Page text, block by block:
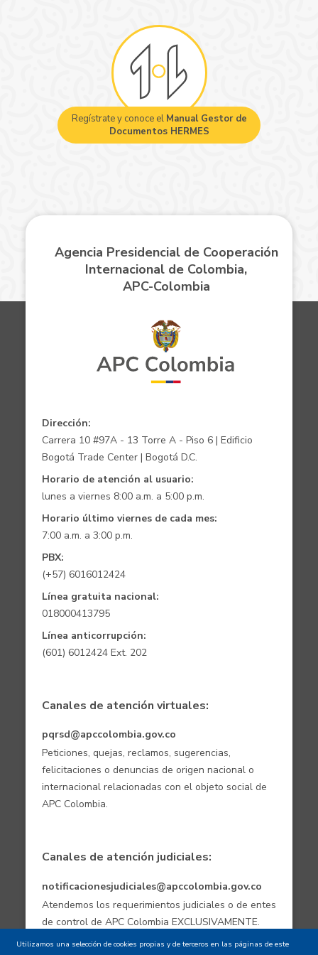
Regístrate y conoce el Manual Gestor de
Documentos HERMES
Agencia Presidencial de Cooperación
Internacional de Colombia,
APC-Colombia
Dirección:
Carrera 10 #97A - 13 Torre A - Piso 6 | Edificio
Bogotá Trade Center | Bogotá D.C.
Horario de atención al usuario:
lunes a viernes 8:00 a.m. a 5:00 p.m.
Horario último viernes de cada mes:
7:00 a.m. a 3:00 p.m.
PBX:
(+57) 6016012424
Línea gratuita nacional:
018000413795
Línea anticorrupción:
(601) 6012424 Ext. 202
Canales de atención virtuales:
pqrsd@apccolombia.gov.co
Peticiones, quejas, reclamos, sugerencias,
felicitaciones o denuncias de origen nacional o
internacional relacionadas con el objeto social de
APC Colombia.
Canales de atención judiciales:
notificacionesjudiciales@apccolombia.gov.co
Atendemos los requerimientos judiciales o de entes
de control de APC Colombia EXCLUSIVAMENTE.
Utilizamos una selección de cookies propias y de terceros en las páginas de este